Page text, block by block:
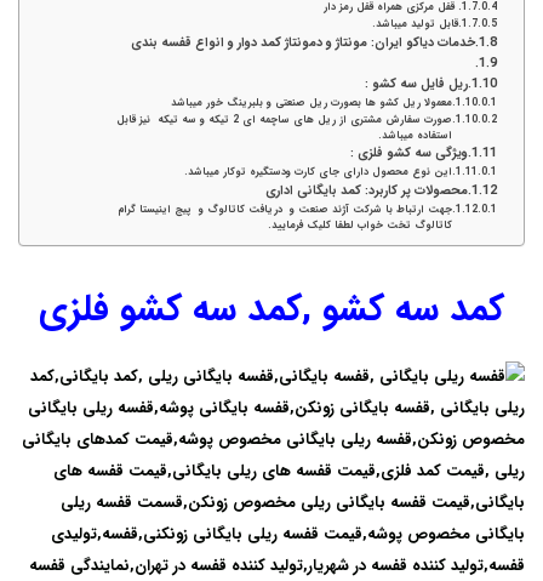
قفل مرکزی همراه قفل رمز دار
قابل تولید میباشد.
خدمات دیاکو ایران: مونتاژ و دمونتاژ کمد دوار و انواع قفسه بندی
ریل فایل سه کشو :
معمولا ریل کشو ها بصورت ریل صنعتی و بلبرینگ خور میباشد
صورت سفارش مشتری از ریل های ساچمه ای 2 تیکه و سه تیکه نیز قابل
استفاده میباشد.
ویژگی سه کشو فلزی :
این نوع محصول دارای جای کارت ودستگیره توکار میباشد.
محصولات پر کاربرد: کمد بایگانی اداری
جهت ارتباط با شرکت آژند صنعت و دریافت کاتالوگ و پیج اینیستا گرام
کاتالوگ تخت خواب لطفا کلیک فرمایید.
کمد سه کشو ,کمد سه کشو فلزی